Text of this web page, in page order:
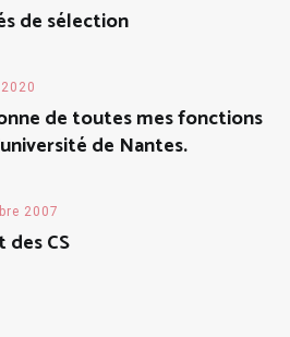
de sélection
de toutes mes fonctions
de Nantes.
2007
des CS